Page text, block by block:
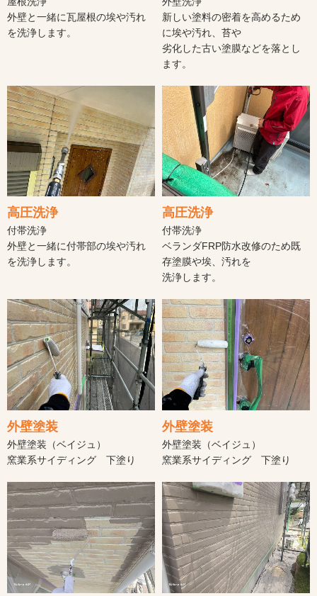
外壁と一緒に瓦屋根の埃や汚れ
を洗浄します。
新しい塗料の密着を高めるため
に埃や汚れ、苔や
劣化した古い塗膜などを落とし
ます。
高圧洗浄
付帯洗浄
外壁と一緒に付帯部の埃や汚れ
を洗浄します。
高圧洗浄
付帯洗浄
ベランダFRP防水改修のため既
存塗膜や埃、汚れを
洗浄します。
外壁塗装
外壁塗装（ベイジュ）
窯業系サイディング 下塗り
外壁塗装
外壁塗装（ベイジュ）
窯業系サイディング 下塗り